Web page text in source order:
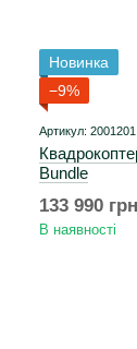
Новинка
−9%
Артикул: 2001201
Bundle
133 990 грн
В наявності